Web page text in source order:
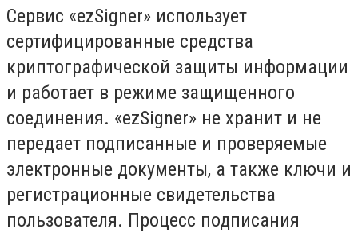
Сервис «ezSigner» использует
сертифицированные средства
криптографической защиты информации
и работает в режиме защищенного
соединения. «ezSigner» не хранит и не
передает подписанные и проверяемые
электронные документы, а также ключи и
регистрационные свидетельства
пользователя. Процесс подписания